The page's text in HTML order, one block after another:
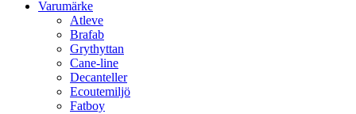
Varumärke
Atleve
Brafab
Grythyttan
Cane-line
Decanteller
Ecoutemiljö
Fatboy